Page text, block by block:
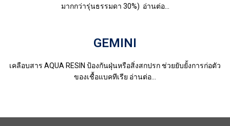
มากกว่ารุ่นธรรมดา 30%) อ่านต่อ...
GEMINI
เคลือบสาร AQUA RESIN ป้องกันฝุ่นหรือสิ่งสกปรก ช่วยยับยั้งการก่อตัว
ของเชื้อแบคทีเรีย อ่านต่อ...